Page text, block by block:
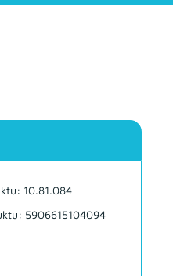
10.81.084
5906615104094